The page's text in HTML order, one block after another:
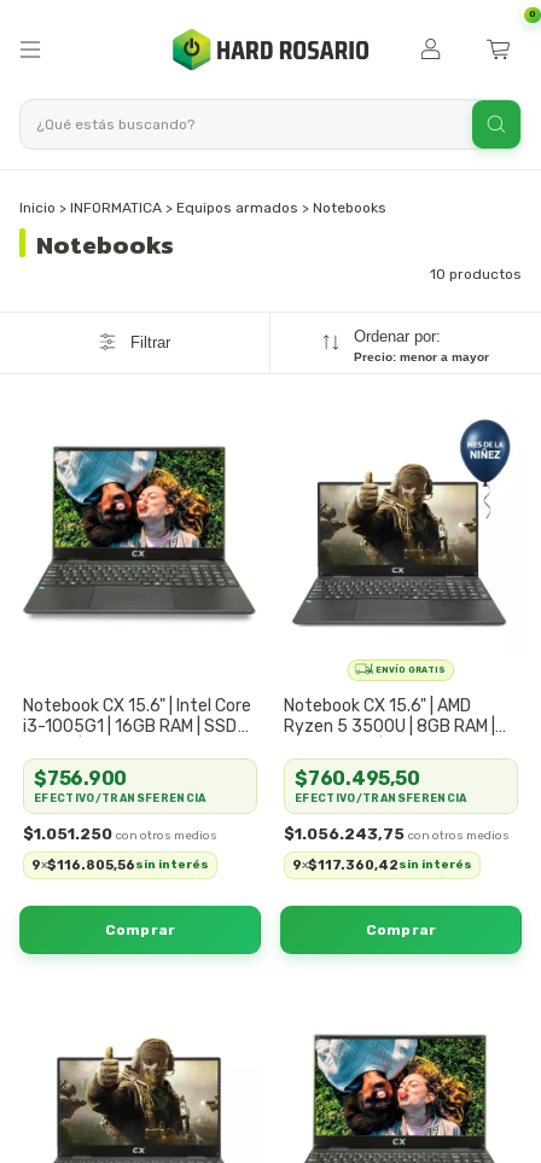
0
Inicio > INFORMATICA > Equipos armados > Notebooks
Notebooks
10 productos
Filtrar Ordenar por:
Precio: menor a mayor
Notebook CX 15.6" | Intel Core
i3-1005G1 | 16GB RAM | SSD
$1.051.250
9x$116.805,56sin interés
$756.900
EFECTIVO/TRANSFERENCIA
Notebook CX 15.6" | AMD
Ryzen 5 3500U | 8GB RAM |
Movilidad
$1.056.243,75
9x$117.360,42sin interés
$760.495,50
EFECTIVO/TRANSFERENCIA